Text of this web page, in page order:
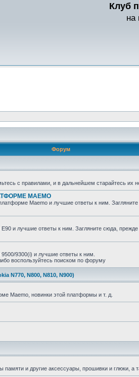
Клуб
на
Форум
с правилами, и в дальнейшем старайтесь их
MAEMO
Maemo и лучшие ответы к ним.
и лучшие ответы к ним. Загляните сюда,
9300(i) и лучшие ответы к ним.
воспользуйтесь поиском по форуму
N770, N800, N810, N900)
Maemo, новинки этой платформы и т. д.
и другие аксессуары, прошивки и глюки, а